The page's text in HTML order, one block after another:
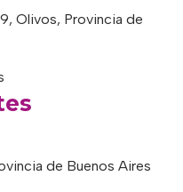
Olivos, Provincia de
de Buenos Aires